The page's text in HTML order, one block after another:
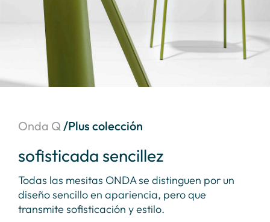
Onda Q/Plus colección
sofisticada sencillez
Todas las mesitas ONDA se distinguen por un
diseño sencillo en apariencia, pero que
transmite sofisticación y estilo.